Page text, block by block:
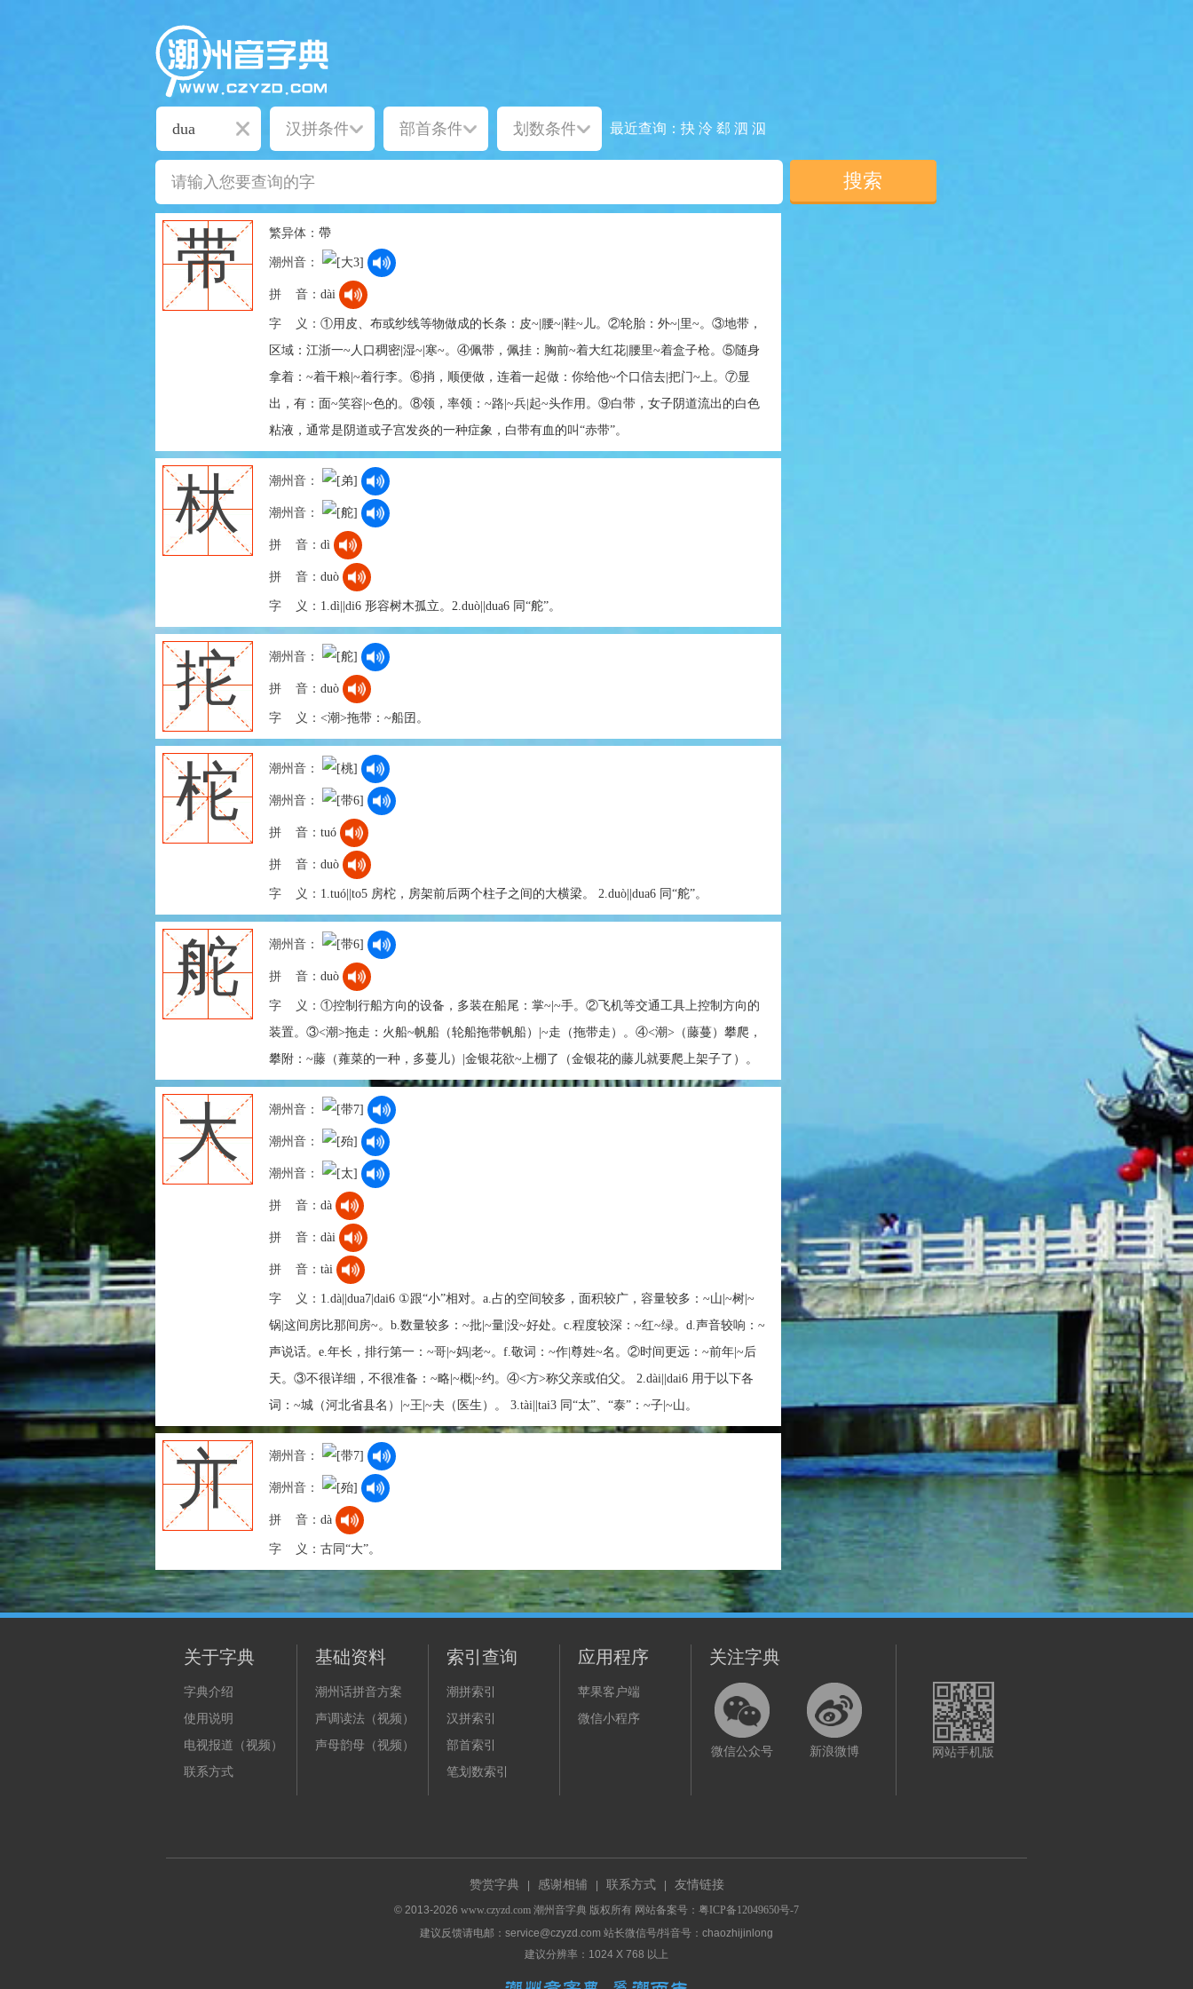
最近查询： 抉 泠 郄 泗 泅
带 繁异体： 帶
潮州音：
拼 音： dài
字 义： ①用皮、布或纱线等物做成的长条：皮~|腰~|鞋~儿。②轮胎：外~|里~。③地带，
区域：江浙一~人口稠密|湿~|寒~。④佩带，佩挂：胸前~着大红花|腰里~着盒子枪。⑤随身
拿着：~着干粮|~着行李。⑥捎，顺便做，连着一起做：你给他~个口信去|把门~上。⑦显
出，有：面~笑容|~色的。⑧领，率领：~路|~兵|起~头作用。⑨白带，女子阴道流出的白色
粘液，通常是阴道或子宫发炎的一种症象，白带有血的叫“赤带”。
杕 潮州音：
潮州音：
拼 音： dì
拼 音： duò
字 义： 1.dì||di6 形容树木孤立。2.duò||dua6 同“舵”。
拕 潮州音：
拼 音： duò
字 义： <潮>拖带：~船囝。
柁 潮州音：
潮州音：
拼 音： tuó
拼 音： duò
字 义： 1.tuó||to5 房柁，房架前后两个柱子之间的大横梁。 2.duò||dua6 同“舵”。
舵 潮州音：
拼 音： duò
字 义： ①控制行船方向的设备，多装在船尾：掌~|~手。②飞机等交通工具上控制方向的
装置。③<潮>拖走：火船~帆船（轮船拖带帆船）|~走（拖带走）。④<潮>（藤蔓）攀爬，
攀附：~藤（蕹菜的一种，多蔓儿）|金银花欲~上棚了（金银花的藤儿就要爬上架子了）。
大 潮州音：
潮州音：
潮州音：
拼 音： dà
拼 音： dài
拼 音： tài
字 义： 1.dà||dua7|dai6 ①跟“小”相对。a.占的空间较多，面积较广，容量较多：~山|~树|~
锅|这间房比那间房~。b.数量较多：~批|~量|没~好处。c.程度较深：~红~绿。d.声音较响：~
声说话。e.年长，排行第一：~哥|~妈|老~。f.敬词：~作|尊姓~名。②时间更远：~前年|~后
天。③不很详细，不很准备：~略|~概|~约。④<方>称父亲或伯父。 2.dài||dai6 用于以下各
词：~城（河北省县名）|~王|~夫（医生）。 3.tài||tai3 同“太”、“泰”：~子|~山。
亣 潮州音：
潮州音：
拼 音： dà
字 义： 古同“大”。
关于字典
字典介绍
使用说明
电视报道（视频）
联系方式
基础资料
潮州话拼音方案
声调读法（视频）
声母韵母（视频）
索引查询
潮拼索引
汉拼索引
部首索引
笔划数索引
应用程序
苹果客户端
微信小程序
关注字典
微信公众号 新浪微博 网站手机版
赞赏字典 感谢相辅 联系方式 友情链接
© 2013-2026 www.czyzd.com 潮州音字典 版权所有 网站备案号： 粤ICP备12049650号-7
建议反馈请电邮：service@czyzd.com 站长微信号/抖音号：chaozhijinlong
建议分辨率：1024 X 768 以上